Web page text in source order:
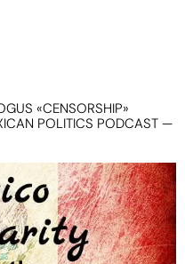
«CENSORSHIP»
POLITICS PODCAST —